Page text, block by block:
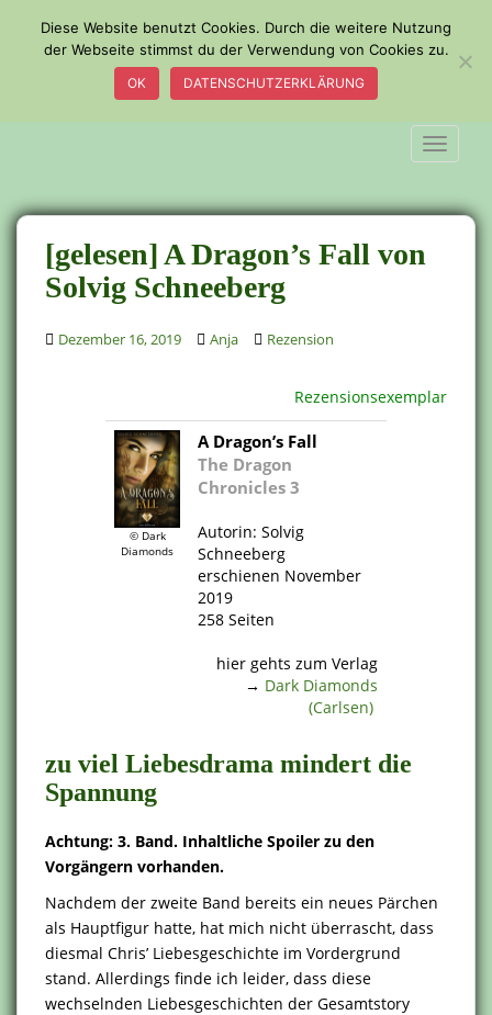
[gelesen] A Dragon’s Fall von
Solvig Schneeberg
Dezember 16, 2019 Anja Rezension
Rezensionsexemplar
© Dark
Diamonds
A Dragon’s Fall
The Dragon
Chronicles 3
Autorin: Solvig
Schneeberg
erschienen November
2019
258 Seiten
hier gehts zum Verlag
→ Dark Diamonds
(Carlsen)
zu viel Liebesdrama mindert die
Spannung
Achtung: 3. Band. Inhaltliche Spoiler zu den
Vorgängern vorhanden.
Nachdem der zweite Band bereits ein neues Pärchen
als Hauptfigur hatte, hat mich nicht überrascht, dass
diesmal Chris’ Liebesgeschichte im Vordergrund
stand. Allerdings finde ich leider, dass diese
wechselnden Liebesgeschichten der Gesamtstory
Diese Website benutzt Cookies. Durch die weitere Nutzung
der Webseite stimmst du der Verwendung von Cookies zu.
OK DATENSCHUTZERKLÄRUNG